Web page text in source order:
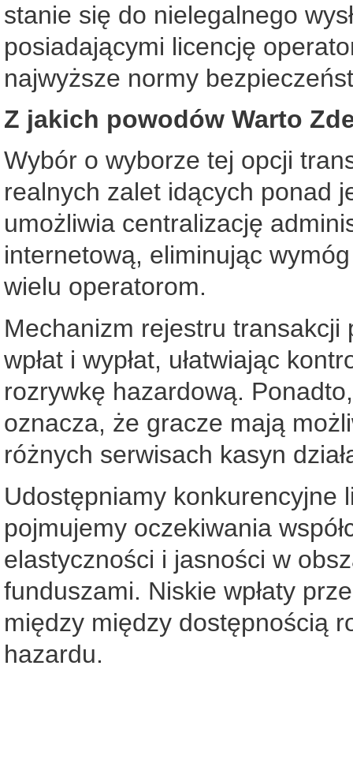
stanie się do nielegalnego
posiadającymi licencję
najwyższe normy
Z jakich powodów Warto
Wybór o wyborze tej opcji
realnych zalet idących ponad
umożliwia centralizację
internetową, eliminując
wielu operatorom.
Mechanizm rejestru
wpłat i wypłat, ułatwiając
rozrywkę hazardową.
oznacza, że gracze mają
różnych serwisach kasyn
Udostępniamy konkurencyjne
pojmujemy oczekiwania
elastyczności i jasności w
funduszami. Niskie wpłaty
między między dostępnością
hazardu.